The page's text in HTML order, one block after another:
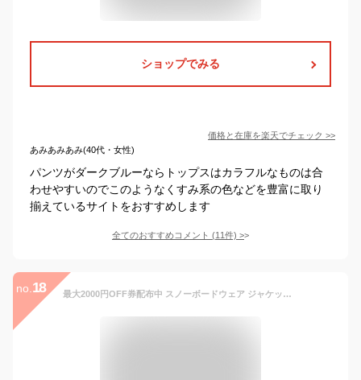
ショップでみる
価格と在庫を楽天でチェック >>
あみあみあみ(40代・女性)
パンツがダークブルーならトップスはカラフルなものは合
わせやすいのでこのようなくすみ系の色などを豊富に取り
揃えているサイトをおすすめします
全てのおすすめコメント (11件) >
no. 18 最大2000円OFF券配布中 スノーボードウェア ジャケット レディース スキーウェア スノボウェア ボードウェア オーバーサイズ ゆったり スノボ スノーボード スノボー スキー スノボーウェア スノーウェア ウェア ウエア 激安 ICJ-926